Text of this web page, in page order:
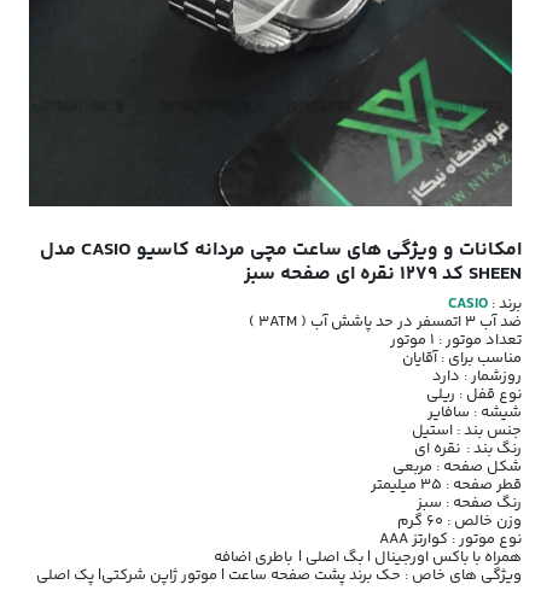
امکانات و ویژگی های ساعت مچی مردانه کاسیو CASIO مدل
SHEEN کد 1279 نقره ای صفحه سبز
برند : CASIO
ضد آب 3 اتمسفر در حد پاشش آب ( 3ATM )
تعداد موتور : 1 موتور
مناسب برای : آقایان
روزشمار : دارد
نوع قفل : ریلی
شیشه : سافایر
جنس بند : استیل
رنگ بند : نقره ای
شکل صفحه : مربعی
قطر صفحه : 35 میلیمتر
رنگ صفحه : سبز
وزن خالص : 60 گرم
نوع موتور : کوارتز AAA
همراه با باکس اورجینال | بگ اصلی | باطری اضافه
ویژگی های خاص : حک برند پشت صفحه ساعت | موتور ژاپن شرکتی| پک اصلی